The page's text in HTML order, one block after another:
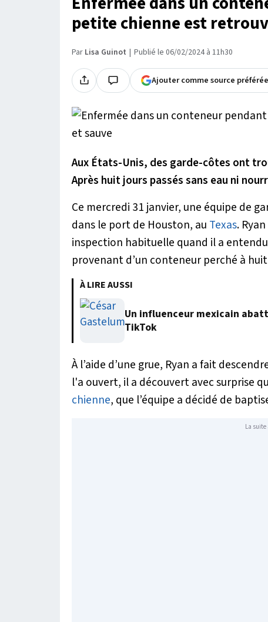
petite chienne est
Par Lisa Guinot Publié le 06/02/2024 à 11h30
Ajouter comme source préférée
Aux États-Unis, des garde-côtes ont
Après huit jours passés sans eau ni
Ce mercredi 31 janvier, une équipe de
dans le port de Houston, au Texas.
inspection habituelle quand il a
provenant d’un conteneur perché à
À LIRE AUSSI
Un influenceur mexicain
TikTok
À l’aide d’une grue, Ryan a fait
l'a ouvert, il a découvert avec surprise
chienne, que l’équipe a décidé de
La